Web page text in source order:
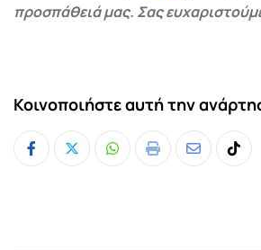
προσπάθειά μας. Σας
Κοινοποιήστε αυτή την
Whatsapp
Print
Share